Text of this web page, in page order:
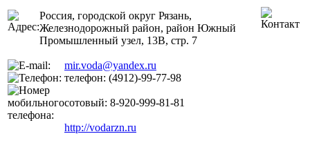
Россия, городской округ Рязань,
Железнодорожный район, район Южный
Промышленный узел, 13В, стр. 7
mir.voda@yandex.ru
телефон: (4912)-99-77-98
сотовый: 8-920-999-81-81
http://vodarzn.ru